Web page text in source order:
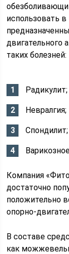
использовать
двигательного
таких болезней:
Радикулит;
Невралгия;
Спондилит;
Компания
достаточно
положительно
опорно-
В составе
как